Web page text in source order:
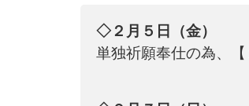
◇２月５日（金）
単独祈願奉仕の為、